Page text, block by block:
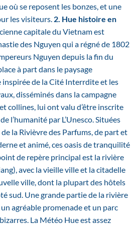
où se reposent les bonzes, et une
les visiteurs. 2. Hue histoire en
capitale du Vietnam est
des Nguyen qui a régné de 1802
Nguyen depuis la fin du
à part dans le paysage
inspirée de la Cité Interrdite et les
disséminés dans la campagne
collines, lui ont valu d’être inscrite
l’humanité par L’Unesco. Situées
la Rivièvre des Parfums, de part et
et animé, ces oasis de tranquilité
de repère principal est la rivière
avec la vieille ville et la citadelle
ville, dont la plupart des hôtels
sud. Une grande partie de la rivière
agréable promenade et un parc
La Météo Hue est assez